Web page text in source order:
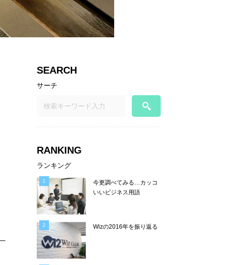
SEARCH
サーチ
RANKING
ランキング
今更調べてみる…カッコ
いいビジネス用語
Wizの2016年を振り返る